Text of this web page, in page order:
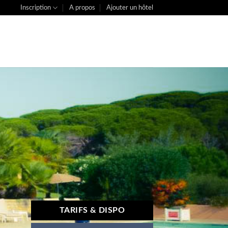
Inscription A propos Ajouter un hôtel
TARIFS & DISPO